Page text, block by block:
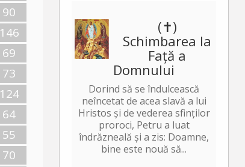
90
146
69
73
124
64
55
70
(✝)
Schimbarea la
Față a
Domnului
Dorind să se îndulcească
neîncetat de acea slavă a lui
Hristos și de vederea sfinților
proroci, Petru a luat
îndrăzneală și a zis: Doamne,
bine este nouă să...